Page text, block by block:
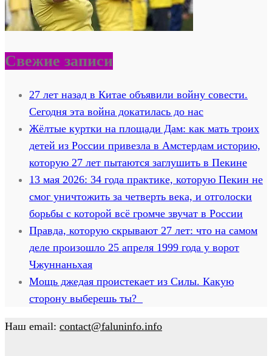
Свежие записи
27 лет назад в Китае объявили войну совести.
Сегодня эта война докатилась до нас
Жёлтые куртки на площади Дам: как мать троих
детей из России привезла в Амстердам историю,
которую 27 лет пытаются заглушить в Пекине
13 мая 2026: 34 года практике, которую Пекин не
смог уничтожить за четверть века, и отголоски
борьбы с которой всё громче звучат в России
Правда, которую скрывают 27 лет: что на самом
деле произошло 25 апреля 1999 года у ворот
Чжуннаньхая
Мощь джедая проистекает из Силы. Какую
сторону выберешь ты?
Наш email: contact@faluninfo.info